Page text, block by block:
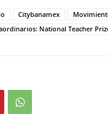
Citybanamex
National Teacher